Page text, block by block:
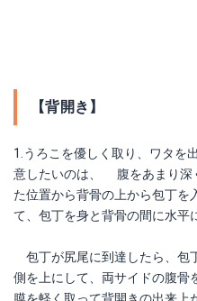
【背開き】
1.うろこを優しく取り、ワタを
意したいのは、 腹をあまり深
た位置から背骨の上から包丁を
て、包丁を身と背骨の間に水平
包丁が尻尾に到達したら、包
側を上にして、両サイドの腹骨